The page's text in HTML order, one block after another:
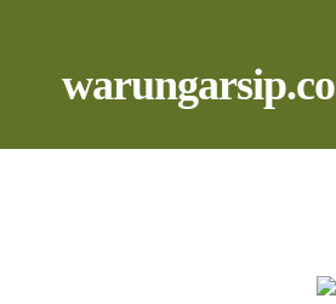
to
to
warungarsip.co
Beranda